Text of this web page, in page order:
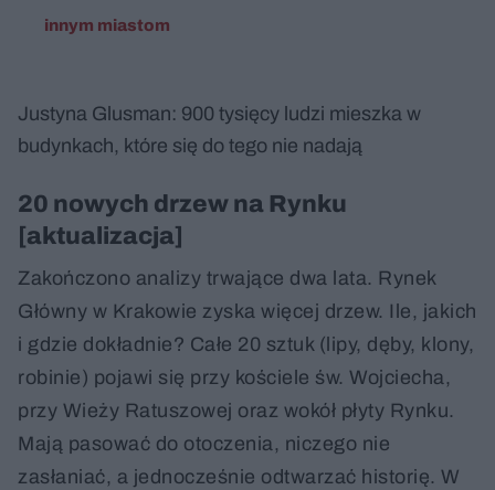
innym miastom
Justyna Glusman: 900 tysięcy ludzi mieszka w
budynkach, które się do tego nie nadają
20 nowych drzew na Rynku
[aktualizacja]
Zakończono analizy trwające dwa lata. Rynek
Główny w Krakowie zyska więcej drzew. Ile, jakich
i gdzie dokładnie? Całe 20 sztuk (lipy, dęby, klony,
robinie) pojawi się przy kościele św. Wojciecha,
przy Wieży Ratuszowej oraz wokół płyty Rynku.
Mają pasować do otoczenia, niczego nie
zasłaniać, a jednocześnie odtwarzać historię. W